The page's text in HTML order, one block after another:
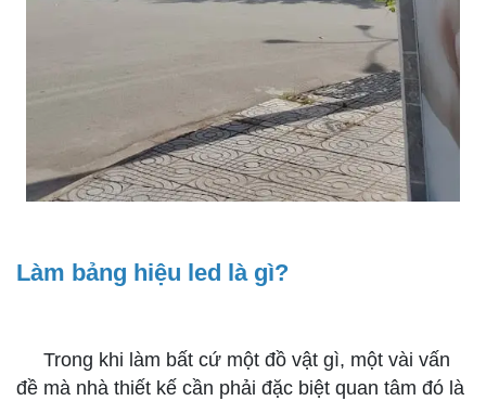
Làm bảng hiệu led là gì?
Trong khi làm bất cứ một đồ vật gì, một vài vấn
đề mà nhà thiết kế cần phải đặc biệt quan tâm đó là